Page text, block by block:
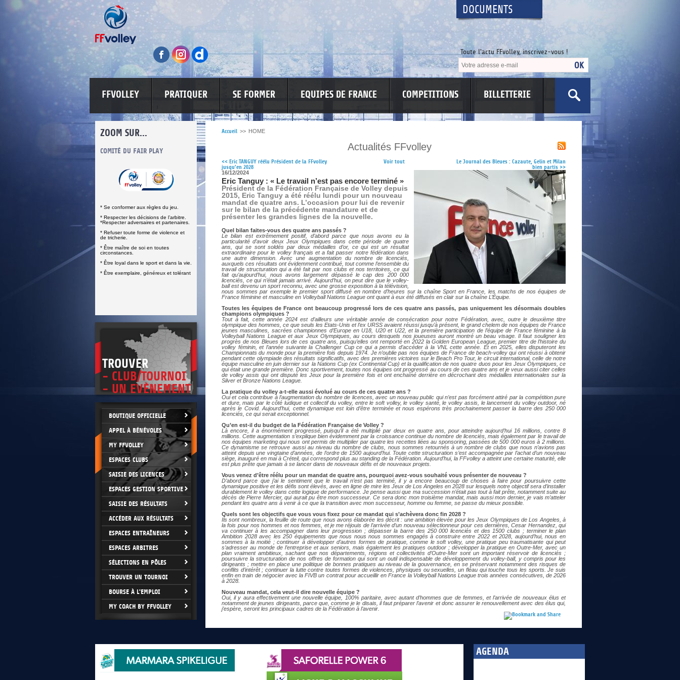
DOCUMENTS
Toute l'actu FFvolley, inscrivez-vous !
FFVOLLEY PRATIQUER SE FORMER EQUIPES DE FRANCE COMPETITIONS BILLETTERIE
ZOOM SUR...
DOCUMENTS UTILES
CLIQUEZ ICI
COMITÉ DU FAIR PLAY
* Se conformer aux règles du jeu.
* Respecter les décisions de l’arbitre.
*Respecter adversaires et partenaires.
* Refuser toute forme de violence et
de tricherie.
* Être maître de soi en toutes
circonstances.
* Être loyal dans le sport et dans la vie.
* Être exemplaire, généreux et tolérant
LUTTE CONTRE LES VIOLENCES INFORMATIONS CORONAVIRUS
SITUATION SANITAIRE
COVID-19
>CLIQUEZ ICI
TROUVER
- CLUB/TOURNOI
- UN EVÈNEMENT
BOUTIQUE OFFICIELLE
APPEL À BÉNÉVOLES
MY FFVOLLEY
ESPACES CLUBS
SAISIE DES LICENCES
ESPACES GESTION SPORTIVE
SAISIE DES RÉSULTATS
ACCÉDER AUX RÉSULTATS
ESPACES ENTRAÎNEURS
ESPACES ARBITRES
SÉLECTIONS EN PÔLES
TROUVER UN TOURNOI
BOURSE À L'EMPLOI
MY COACH BY FFVOLLEY
Accueil >> HOME
Actualités FFvolley
<< Eric TANGUY réélu Président de la FFvolley
jusqu’en 2028
Voir tout
Le Journal des Bleues : Cazaute, Gelin et Milan
bien partis >>
16/12/2024
Eric Tanguy : « Le travail n’est pas encore terminé »
Président de la Fédération Française de Volley depuis
2015, Eric Tanguy a été réélu lundi pour un nouveau
mandat de quatre ans. L’occasion pour lui de revenir
sur le bilan de la précédente mandature et de
présenter les grandes lignes de la nouvelle.
Quel bilan faites-vous des quatre ans passés ?
Le bilan est extrêmement positif, d’abord parce que nous avons eu la
particularité d’avoir deux Jeux Olympiques dans cette période de quatre
ans, qui se sont soldés par deux médailles d’or, ce qui est un résultat
extraordinaire pour le volley français et a fait passer notre fédération dans
une autre dimension. Avec une augmentation du nombre de licenciés,
auxquels ces résultats ont évidemment contribué, tout comme l’ensemble du
travail de structuration qui a été fait par nos clubs et nos territoires, ce qui
fait qu’aujourd’hui, nous avons largement dépassé le cap des 200 000
licenciés, ce qui n’était jamais arrivé. Aujourd’hui, on peut dire que le volley-
ball est devenu un sport reconnu, avec une grosse exposition à la télévision,
nous sommes par exemple le premier sport diffusé en nombre d’heures sur la chaîne Sport en France, les matchs de nos équipes de
France féminine et masculine en Volleyball Nations League ont quant à eux été diffusés en clair sur la chaîne L’Équipe.
Toutes les équipes de France ont beaucoup progressé lors de ces quatre ans passés, pas uniquement les désormais doubles
champions olympiques ?
Tout à fait, cette année 2024 est d’ailleurs une véritable année de consécration pour notre Fédération, avec, outre le deuxième titre
olympique des hommes, ce que seuls les Etats-Unis et l’ex URSS avaient réussi jusqu’à présent, le grand chelem de nos équipes de France
jeunes masculines, sacrées championnes d’Europe en U18, U20 et U22, et la première participation de l’équipe de France féminine à la
Volleyball Nations League et aux Jeux Olympiques, au cours desquels nos joueuses auront montré un beau visage. Il faut souligner les
progrès de nos Bleues lors de ces quatre ans, puisqu’elles ont remporté en 2022 la Golden European League, premier titre de l’histoire du
volley féminin, et l’année suivante la Challenger Cup ce qui a permis d’accéder à la VNL cette année. Et en 2025, elles disputeront les
Championnats du monde pour la première fois depuis 1974. Je n’oublie pas nos équipes de France de beach-volley qui ont réussi à obtenir
pendant cette olympiade des résultats significatifs, avec des premières victoires sur le Beach Pro Tour, le circuit international, celle de notre
équipe masculine en juin dernier sur la Nations Cup (ex Continental Cup) et la qualification de nos quatre duos pour les Jeux Olympiques, ce
qui était une grande première. Donc sportivement, toutes nos équipes ont progressé au cours de ces quatre ans et je veux aussi citer celles
de volley assis qui ont disputé les Jeux pour la première fois et ont enchaîné derrière en décrochant des médailles internationales sur la
Silver et Bronze Nations League.
La pratique du volley a-t-elle aussi évolué au cours de ces quatre ans ?
Oui et cela contribue à l’augmentation du nombre de licences, avec un nouveau public qui n’est pas forcément attiré par la compétition pure
et dure, mais par le côté ludique et collectif du volley, entre le soft volley, le volley santé, le volley assis, le lancement du volley outdoor, né
après le Covid. Aujourd’hui, cette dynamique est loin d’être terminée et nous espérons très prochainement passer la barre des 250 000
licenciés, ce qui serait exceptionnel.
Qu’en est-il du budget de la Fédération Française de Volley ?
Là encore, il a énormément progressé, puisqu’il a été multiplié par deux en quatre ans, pour atteindre aujourd’hui 16 millions, contre 8
millions. Cette augmentation s’explique bien évidemment par la croissance continue du nombre de licenciés, mais également par le travail de
nos équipes marketing qui nous ont permis de multiplier par quatre les recettes liées au sponsoring, passées de 500 000 euros à 2 millions.
Ce dynamisme se retrouve aussi au niveau du nombre de clubs, nous sommes retournés à un nombre de clubs que nous n’avions pas
atteint depuis une vingtaine d’années, de l’ordre de 1500 aujourd’hui. Toute cette structuration s’est accompagnée par l’achat d’un nouveau
siège, inauguré en mai à Créteil, qui correspond plus au standing de la Fédération. Aujourd’hui, la FFvolley a atteint une certaine maturité, elle
est plus prête que jamais à se lancer dans de nouveaux défis et de nouveaux projets.
Vous venez d’être réélu pour un mandat de quatre ans, pourquoi avez-vous souhaité vous présenter de nouveau ?
D’abord parce que j’ai le sentiment que le travail n’est pas terminé, il y a encore beaucoup de choses à faire pour poursuivre cette
dynamique positive et les défis sont élevés, avec en ligne de mire les Jeux de Los Angeles en 2028 sur lesquels notre objectif sera d’installer
durablement le volley dans cette logique de performance. Je pense aussi que ma succession n’était pas tout à fait prête, notamment suite au
décès de Pierre Mercier, qui aurait pu être mon successeur. Ce sera donc mon troisième mandat, mais aussi mon dernier, je vais m’atteler
pendant les quatre ans à venir à ce que la transition avec mon successeur, homme ou femme, se passe du mieux possible.
Quels sont les objectifs que vous vous fixez pour ce mandat qui s’achèvera donc fin 2028 ?
Ils sont nombreux, la feuille de route que nous avons élaborée les décrit : une ambition élevée pour les Jeux Olympiques de Los Angeles, à
la fois pour nos hommes et nos femmes, et je me réjouis de l’arrivée d’un nouveau sélectionneur pour ces dernières, Cesar Hernandez, qui
va continuer à les accompagner dans leur progression ; dépasser la barre des 250 000 licenciés et des 1500 clubs ; terminer le plan
Ambition 2028 avec les 250 équipements que nous nous nous sommes engagés à construire entre 2022 et 2028, aujourd’hui, nous en
sommes à la moitié ; continuer à développer d’autres formes de pratique, comme le soft volley, une pratique peu traumatisante qui peut
s’adresser au monde de l’entreprise et aux seniors, mais également les pratiques outdoor ; développer la pratique en Outre-Mer, avec un
plan vraiment ambitieux, sachant que nos départements, régions et collectivités d’Outre-Mer sont un important réservoir de licenciés ;
poursuivre la structuration de nos offres de formation qui sont un outil indispensable de développement du volley-ball, y compris pour les
dirigeants ; mettre en place une politique de bonnes pratiques au niveau de la gouvernance, en se préservant notamment des risques de
conflits d’intérêt ; continuer la lutte contre toutes formes de violences, physiques ou sexuelles, un fléau qui touche tous les sports. Je suis
enfin en train de négocier avec la FIVB un contrat pour accueillir en France la Volleyball Nations League trois années consécutives, de 2026
à 2028.
Nouveau mandat, cela veut-il dire nouvelle équipe ?
Oui, il y aura effectivement une nouvelle équipe, 100% paritaire, avec autant d’hommes que de femmes, et l’arrivée de nouveaux élus et
notamment de jeunes dirigeants, parce que, comme je le disais, il faut préparer l’avenir et donc assurer le renouvellement avec des élus qui,
j’espère, seront les principaux cadres de la Fédération à l’avenir.
AGENDA